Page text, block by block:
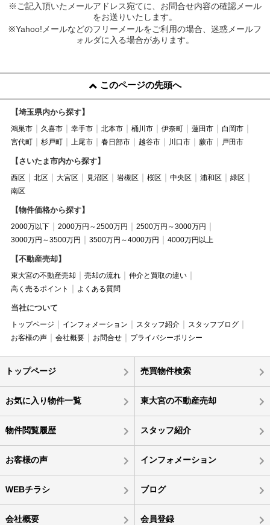
※ご記入頂いたメールアドレス宛てに、お問合せ内容の確認メール
をお送りいたします。
※Yahoo!メールなどのフリーメールをご利用の場合、迷惑メールフ
ォルダに入る場合があります。
このページの先頭へ
【埼玉県内から探す】
鴻巣市 久喜市 幸手市 北本市 桶川市 伊奈町 蓮田市
白岡市
宮代町
杉戸町 上尾市 春日部市 越谷市 川口市 蕨市 戸田市
【さいたま市内から探す】
西区 北区 大宮区 見沼区 岩槻区 桜区 中央区 浦和区
緑区
南区
【物件価格から探す】
2000万以下 2000万円～2500万円
2500万円～3000万円
3000万円～3500万円
3500万円～4000万円 4000万円以上
【不動産売却】
東大宮の不動産売却 売却の流れ
仲介と買取の違い
高く売るポイント
よくある質問
当社について
トップページ インフォメーション スタッフ紹介
スタッフブログ
お客様の声
会社概要 お問合せ プライバシーポリシー
トップページ 売買物件検索
お気に入り物件一覧 東大宮の不動産売却
物件閲覧履歴 スタッフ紹介
お客様の声 インフォメーション
WEBチラシ ブログ
会社概要 会員登録